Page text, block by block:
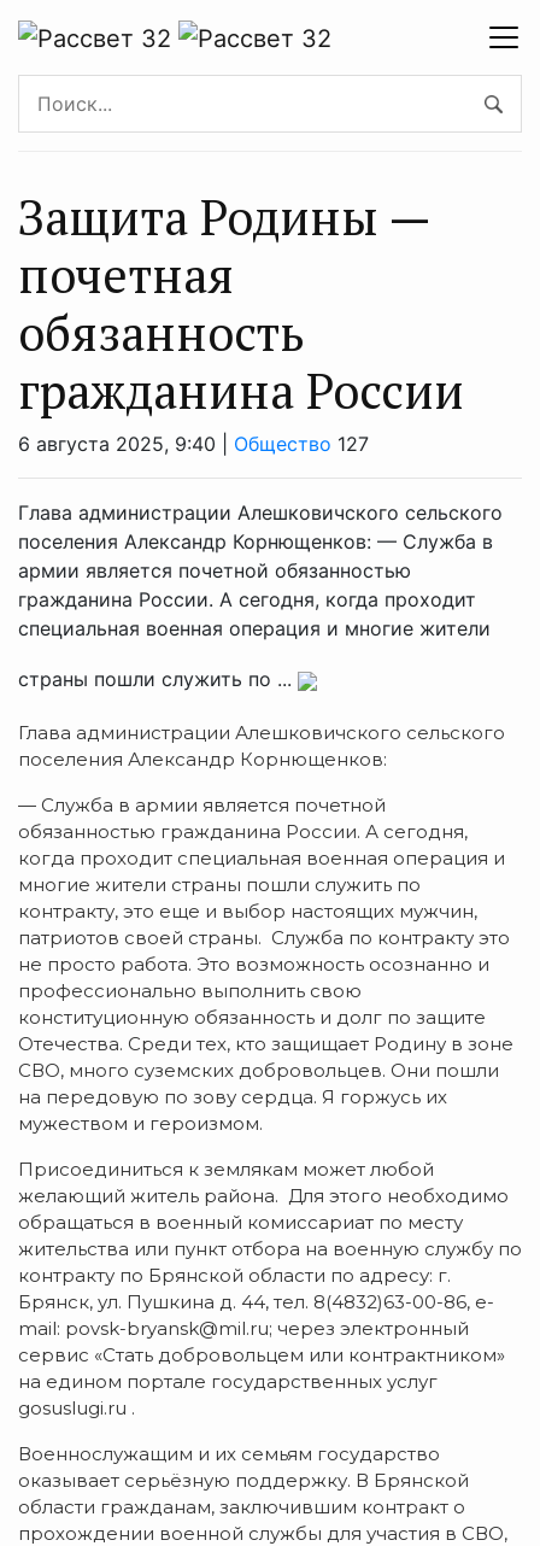
Защита Родины —
почетная
обязанность
гражданина России
6 августа 2025, 9:40 | Общество 127
Глава администрации Алешковичского сельского
поселения Александр Корнющенков: — Служба в
армии является почетной обязанностью
гражданина России. А сегодня, когда проходит
специальная военная операция и многие жители
страны пошли служить по ...
Глава администрации Алешковичского сельского
поселения Александр Корнющенков:
— Служба в армии является почетной
обязанностью гражданина России. А сегодня,
когда проходит специальная военная операция и
многие жители страны пошли служить по
контракту, это еще и выбор настоящих мужчин,
патриотов своей страны. Служба по контракту это
не просто работа. Это возможность осознанно и
профессионально выполнить свою
конституционную обязанность и долг по защите
Отечества. Среди тех, кто защищает Родину в зоне
СВО, много суземских добровольцев. Они пошли
на передовую по зову сердца. Я горжусь их
мужеством и героизмом.
Присоединиться к землякам может любой
желающий житель района. Для этого необходимо
обращаться в военный комиссариат по месту
жительства или пункт отбора на военную службу по
контракту по Брянской области по адресу: г.
Брянск, ул. Пушкина д. 44, тел. 8(4832)63-00-86, e-
mail: povsk-bryansk@mil.ru; через электронный
сервис «Стать добровольцем или контрактником»
на едином портале государственных услуг
gosuslugi.ru .
Военнослужащим и их семьям государство
оказывает серьёзную поддержку. В Брянской
области гражданам, заключившим контракт о
прохождении военной службы для участия в СВО,